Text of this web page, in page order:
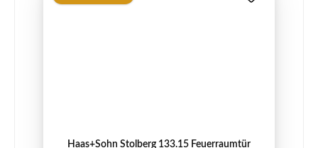
Haas+Sohn Stolberg 133.15 Feuerraumtür